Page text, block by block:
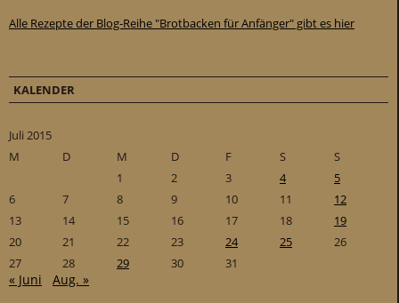
Alle Rezepte der Blog-Reihe "Brotbacken für Anfänger" gibt es hier
KALENDER
Juli 2015
M
D M D F S
S
1
2 3 4
5
6
7 8 9 10 11
12
13
14 15 16 17 18
19
20
21 22 23 24 25
26
27
28 29 30 31
« Juni Aug. »